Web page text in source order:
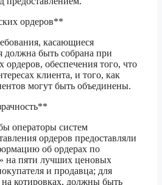
ордеров**
касающиеся
должна быть собрана при
ордеров, обеспечения того, что
клиента, и того, как
могут быть объединены.
операторы систем
ордеров предоставляли
об ордерах по
на пяти лучших ценовых
и продавца; для
котировках, должны быть